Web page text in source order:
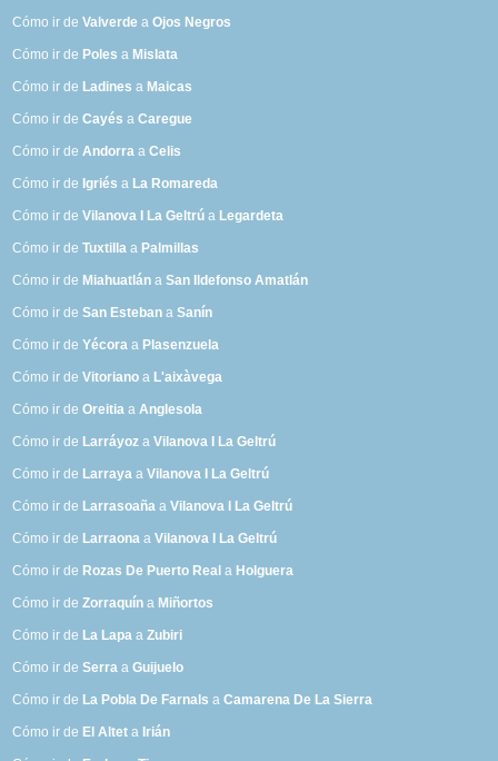
Cómo ir deValverde aOjos Negros
Cómo ir de Poles a Mislata
Cómo ir de Ladines a Maicas
Cómo ir deCayés aCaregue
Cómo ir deAndorra aCelis
Cómo ir de Igriés a La Romareda
Cómo ir deVilanova I La Geltrú a Legardeta
Cómo ir deTuxtilla a Palmillas
Cómo ir de Miahuatlán aSan Ildefonso Amatlán
Cómo ir deSan Esteban aSanín
Cómo ir deYécora a Plasenzuela
Cómo ir deVitoriano a L'aixàvega
Cómo ir deOreitia aAnglesola
Cómo ir de Larráyoz aVilanova I La Geltrú
Cómo ir de Larraya aVilanova I La Geltrú
Cómo ir de Larrasoaña aVilanova I La Geltrú
Cómo ir de Larraona aVilanova I La Geltrú
Cómo ir de Rozas De Puerto Real a Holguera
Cómo ir deZorraquín a Miñortos
Cómo ir de La Lapa aZubiri
Cómo ir deSerra aGuijuelo
Cómo ir de La Pobla De Farnals aCamarena De La Sierra
Cómo ir de El Altet a Irián